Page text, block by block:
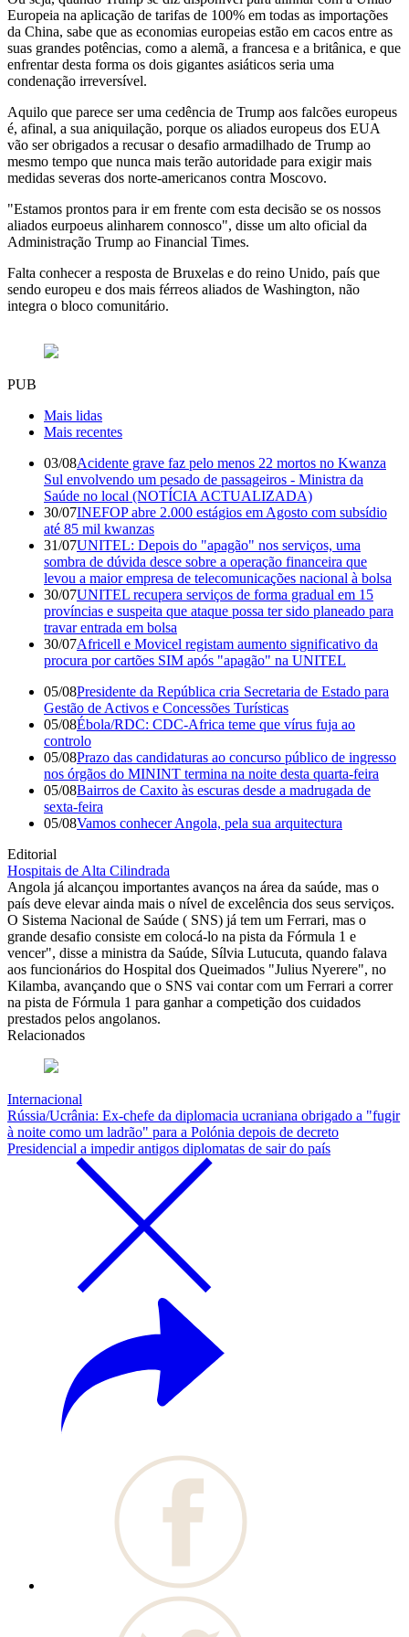
Europeia na aplicação de tarifas de 100% em todas as importações
da China, sabe que as economias europeias estão em cacos entre as
suas grandes potências, como a alemã, a francesa e a britânica, e que
enfrentar desta forma os dois gigantes asiáticos seria uma
condenação irreversível.
Aquilo que parece ser uma cedência de Trump aos falcões europeus
é, afinal, a sua aniquilação, porque os aliados europeus dos EUA
vão ser obrigados a recusar o desafio armadilhado de Trump ao
mesmo tempo que nunca mais terão autoridade para exigir mais
medidas severas dos norte-americanos contra Moscovo.
"Estamos prontos para ir em frente com esta decisão se os nossos
aliados eurpoeus alinharem connosco", disse um alto oficial da
Administração Trump ao Financial Times.
Falta conhecer a resposta de Bruxelas e do reino Unido, país que
sendo europeu e dos mais férreos aliados de Washington, não
integra o bloco comunitário.
PUB
Mais lidas
Mais recentes
03/08Acidente grave faz pelo menos 22 mortos no Kwanza
Sul envolvendo um pesado de passageiros - Ministra da
Saúde no local (NOTÍCIA ACTUALIZADA)
30/07INEFOP abre 2.000 estágios em Agosto com subsídio
até 85 mil kwanzas
31/07UNITEL: Depois do "apagão" nos serviços, uma
sombra de dúvida desce sobre a operação financeira que
levou a maior empresa de telecomunicações nacional à bolsa
30/07UNITEL recupera serviços de forma gradual em 15
províncias e suspeita que ataque possa ter sido planeado para
travar entrada em bolsa
30/07Africell e Movicel registam aumento significativo da
procura por cartões SIM após "apagão" na UNITEL
05/08Presidente da República cria Secretaria de Estado para
Gestão de Activos e Concessões Turísticas
05/08Ébola/RDC: CDC-Africa teme que vírus fuja ao
controlo
05/08Prazo das candidaturas ao concurso público de ingresso
nos órgãos do MININT termina na noite desta quarta-feira
05/08Bairros de Caxito às escuras desde a madrugada de
sexta-feira
05/08Vamos conhecer Angola, pela sua arquitectura
Editorial
Hospitais de Alta Cilindrada
Angola já alcançou importantes avanços na área da saúde, mas o
país deve elevar ainda mais o nível de excelência dos seus serviços.
O Sistema Nacional de Saúde ( SNS) já tem um Ferrari, mas o
grande desafio consiste em colocá-lo na pista da Fórmula 1 e
vencer", disse a ministra da Saúde, Sílvia Lutucuta, quando falava
aos funcionários do Hospital dos Queimados "Julius Nyerere", no
Kilamba, avançando que o SNS vai contar com um Ferrari a correr
na pista de Fórmula 1 para ganhar a competição dos cuidados
prestados pelos angolanos.
Relacionados
Internacional
Rússia/Ucrânia: Ex-chefe da diplomacia ucraniana obrigado a "fugir
à noite como um ladrão" para a Polónia depois de decreto
Presidencial a impedir antigos diplomatas de sair do país